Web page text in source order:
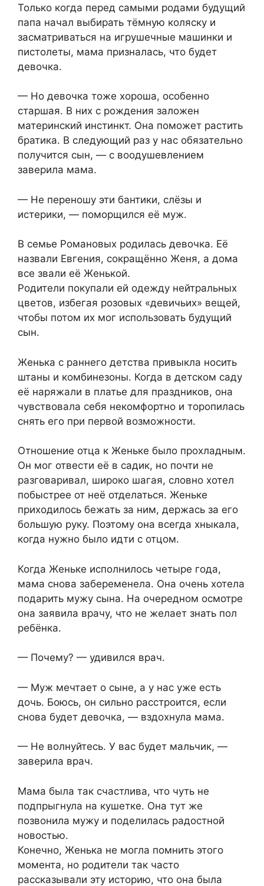
Только когда перед самыми родами будущий
папа начал выбирать тёмную коляску и
засматриваться на игрушечные машинки и
пистолеты, мама призналась, что будет
девочка.
— Но девочка тоже хороша, особенно
старшая. В них с рождения заложен
материнский инстинкт. Она поможет растить
братика. В следующий раз у нас обязательно
получится сын, — с воодушевлением
заверила мама.
— Не переношу эти бантики, слёзы и
истерики, — поморщился её муж.
В семье Романовых родилась девочка. Её
назвали Евгения, сокращённо Женя, а дома
все звали её Женькой.
Родители покупали ей одежду нейтральных
цветов, избегая розовых «девичьих» вещей,
чтобы потом их мог использовать будущий
сын.
Женька с раннего детства привыкла носить
штаны и комбинезоны. Когда в детском саду
её наряжали в платье для праздников, она
чувствовала себя некомфортно и торопилась
снять его при первой возможности.
Отношение отца к Женьке было прохладным.
Он мог отвести её в садик, но почти не
разговаривал, широко шагая, словно хотел
побыстрее от неё отделаться. Женьке
приходилось бежать за ним, держась за его
большую руку. Поэтому она всегда хныкала,
когда нужно было идти с отцом.
Когда Женьке исполнилось четыре года,
мама снова забеременела. Она очень хотела
подарить мужу сына. На очередном осмотре
она заявила врачу, что не желает знать пол
ребёнка.
— Почему? — удивился врач.
— Муж мечтает о сыне, а у нас уже есть
дочь. Боюсь, он сильно расстроится, если
снова будет девочка, — вздохнула мама.
— Не волнуйтесь. У вас будет мальчик, —
заверила врач.
Мама была так счастлива, что чуть не
подпрыгнула на кушетке. Она тут же
позвонила мужу и поделилась радостной
новостью.
Конечно, Женька не могла помнить этого
момента, но родители так часто
рассказывали эту историю, что она была